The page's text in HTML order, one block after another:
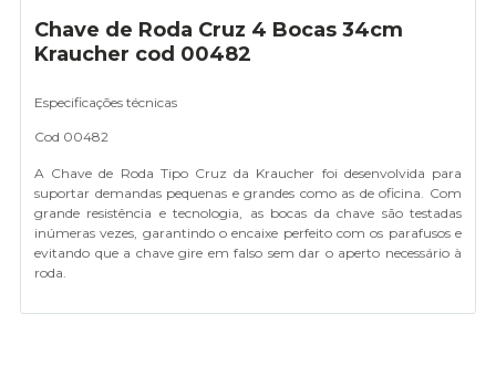
Chave de Roda Cruz 4 Bocas 34cm
Kraucher cod 00482
Especificações técnicas
Cod 00482
A Chave de Roda Tipo Cruz da Kraucher foi desenvolvida para
suportar demandas pequenas e grandes como as de oficina. Com
grande resistência e tecnologia, as bocas da chave são testadas
inúmeras vezes, garantindo o encaixe perfeito com os parafusos e
evitando que a chave gire em falso sem dar o aperto necessário à
roda.